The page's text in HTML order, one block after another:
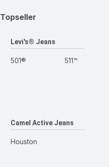
Topseller
Levi's® Jeans
501® 511™
Camel Active Jeans
Houston